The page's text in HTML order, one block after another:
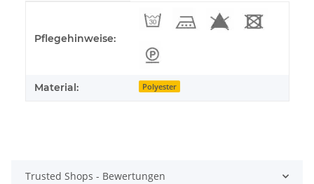
Pflegehinweise:
Material: Polyester
Trusted Shops - Bewertungen